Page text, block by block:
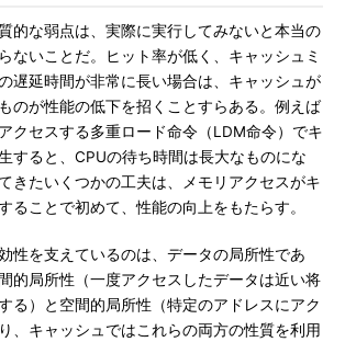
的な弱点は、実際に実行してみないと本当の
ないことだ。ヒット率が低く、キャッシュミ
遅延時間が非常に長い場合は、キャッシュが
のが性能の低下を招くことすらある。例えば
クセスする多重ロード命令（LDM命令）でキ
すると、CPUの待ち時間は長大なものにな
きたいくつかの工夫は、メモリアクセスがキ
ることで初めて、性能の向上をもたらす。
性を支えているのは、データの局所性であ
的局所性（一度アクセスしたデータは近い将
る）と空間的局所性（特定のアドレスにアク
、キャッシュではこれらの両方の性質を利用